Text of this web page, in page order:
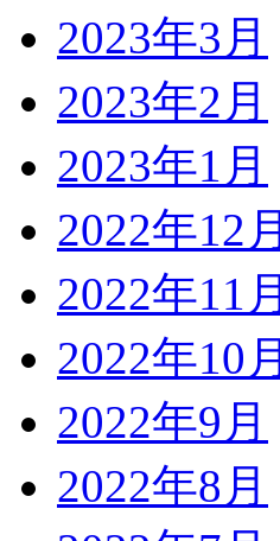
2023年3月
2023年2月
2023年1月
2022年12月
2022年11月
2022年10月
2022年9月
2022年8月